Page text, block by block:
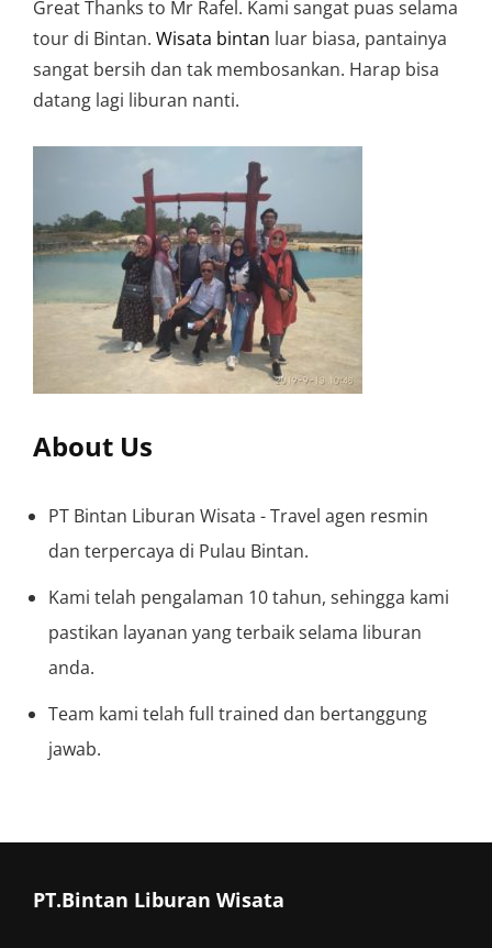
Great Thanks to Mr Rafel. Kami sangat puas selama
tour di Bintan. Wisata bintan luar biasa, pantainya
sangat bersih dan tak membosankan. Harap bisa
datang lagi liburan nanti.
About Us
PT Bintan Liburan Wisata - Travel agen resmin
dan terpercaya di Pulau Bintan.
Kami telah pengalaman 10 tahun, sehingga kami
pastikan layanan yang terbaik selama liburan
anda.
Team kami telah full trained dan bertanggung
jawab.
PT.Bintan Liburan Wisata